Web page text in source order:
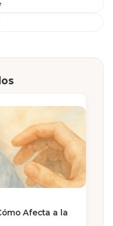
Afecta a la